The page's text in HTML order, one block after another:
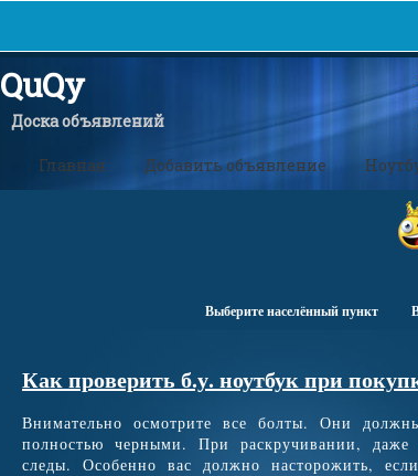
QuQy
Доска объявлений
Главная
Добавить объявление
Выберите населённый пункт
Как проверить б.у. ноутбук при
Внимательно осмотрите все болты. Они
полностью черными. При раскручивании, даже
следы. Особенно вас должно насторожить,